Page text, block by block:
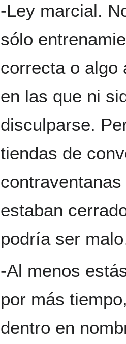
-Ley marcial.
sólo
correcta o algo
en las que ni
disculparse.
tiendas de
estaban
podría ser
-Al menos
por más
dentro en